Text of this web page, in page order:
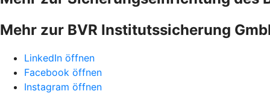
Mehr zur BVR Institutssicherung
LinkedIn öffnen
Facebook öffnen
Instagram öffnen